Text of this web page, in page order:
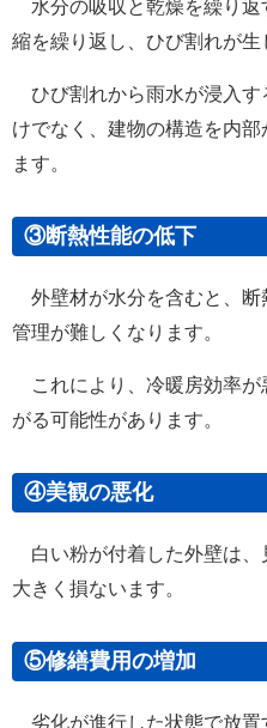
縮を繰り返し、ひび割れが生
ひび割れから雨水が浸入
けでなく、建物の構造を内
ます。
③断熱性能の低下
外壁材が水分を含むと、
管理が難しくなります。
これにより、冷暖房効率が
がる可能性があります。
④美観の悪化
白い粉が付着した外壁は、
大きく損ないます。
⑤修繕費用の増加
劣化が進行した状態で放置